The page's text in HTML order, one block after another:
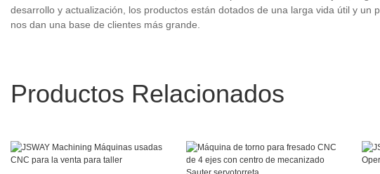
desarrollo y actualización, los productos están dotados de una larga vida útil y
nos dan una base de clientes más grande.
Productos Relacionados